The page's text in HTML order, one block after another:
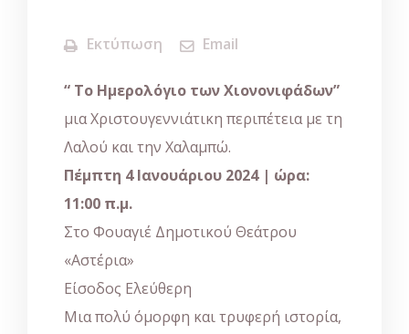
Εκτύπωση Email
“ Το Ημερολόγιο των Χιονονιφάδων”
μια Χριστουγεννιάτικη περιπέτεια με τη
Λαλού και την Χαλαμπώ.
Πέμπτη 4 Ιανουάριου 2024 | ώρα:
11:00 π.μ.
Στο Φουαγιέ Δημοτικού Θεάτρου
«Αστέρια»
Είσοδος Ελεύθερη
Μια πολύ όμορφη και τρυφερή ιστορία,